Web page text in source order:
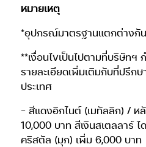
หมายเหตุ
*อุปกรณ์มาตรฐานแตกต่างกัน
**เงื่อนไขเป็นไปตามที่บริษัทฯ
รายละเอียดเพิ่มเติมกับที่ปรึก
ประเทศ
– สีแดงอิกไนต์ (เมทัลลิก) / ห
10,000 บาท สีเงินสเตลลาร์
คริสตัล (มุก) เพิ่ม 6,000 บาท